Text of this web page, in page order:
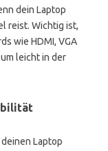
dein Laptop
reist. Wichtig ist,
wie HDMI, VGA
leicht in der
Laptop